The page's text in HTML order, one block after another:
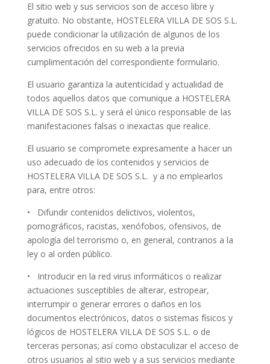
El sitio web y sus servicios son de acceso libre y
gratuito. No obstante, HOSTELERA VILLA DE SOS S.L.
puede condicionar la utilización de algunos de los
servicios ofrecidos en su web a la previa
cumplimentación del correspondiente formulario.
El usuario garantiza la autenticidad y actualidad de
todos aquellos datos que comunique a HOSTELERA
VILLA DE SOS S.L. y será el único responsable de las
manifestaciones falsas o inexactas que realice.
El usuario se compromete expresamente a hacer un
uso adecuado de los contenidos y servicios de
HOSTELERA VILLA DE SOS S.L. y a no emplearlos
para, entre otros:
• Difundir contenidos delictivos, violentos,
pornográficos, racistas, xenófobos, ofensivos, de
apología del terrorismo o, en general, contrarios a la
ley o al orden público.
• Introducir en la red virus informáticos o realizar
actuaciones susceptibles de alterar, estropear,
interrumpir o generar errores o daños en los
documentos electrónicos, datos o sistemas físicos y
lógicos de HOSTELERA VILLA DE SOS S.L. o de
terceras personas; así como obstaculizar el acceso de
otros usuarios al sitio web y a sus servicios mediante